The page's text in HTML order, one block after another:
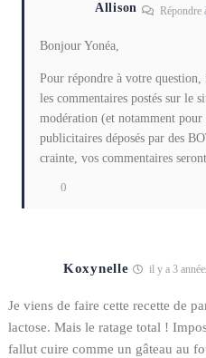
Allison Répondre
Bonjour Yonéa,
Pour répondre à votre
les commentaires postés sur le
modération (et notamment
publicitaires déposés par des
crainte, vos commentaires
0
Koxynelle il y a 3
Je viens de faire cette recette de
lactose. Mais le ratage total !
fallut cuire comme un gâteau au